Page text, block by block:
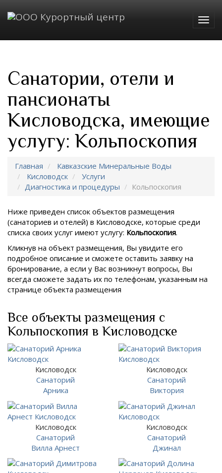
Санатории, отели и
пансионаты
Кисловодска, имеющие
услугу: Кольпоскопия
Главная
Кавказские Минеральные Воды
Кисловодск
Услуги
Диагностика и процедуры
Кольпоскопия
Ниже приведен список объектов размещения
(санаториев и отелей) в Кисловодске, которые среди
списка своих услуг имеют услугу: Кольпоскопия.
Кликнув на объект размещения, Вы увидите его
подробное описание и сможете оставить заявку на
бронирование, а если у Вас возникнут вопросы, Вы
всегда сможете задать их по телефонам, указанным на
странице объекта размещения
Все объекты размещения с
Кольпоскопия в Кисловодске
Кисловодск
Санаторий
Арника
Кисловодск
Санаторий
Виктория
Кисловодск
Санаторий
Вилла Арнест
Кисловодск
Санаторий
Джинал